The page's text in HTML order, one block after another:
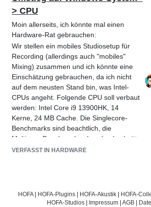
> CPU
Moin allerseits, ich könnte mal einen
Hardware-Rat gebrauchen:
Wir stellen ein mobiles Studiosetup für
Recording (allerdings auch "mobiles"
Mixing) zusammen und ich könnte eine
Einschätzung gebrauchen, da ich nicht
auf dem neusten Stand bin, was Intel-
CPUs angeht. Folgende CPU soll verbaut
werden: Intel Core i9 13900HK, 14
Kerne, 24 MB Cache. Die Singlecore-
Benchmarks sind beachtlich, die
Multicore-Benchmarks eher durchschnitt.
Leider kann ich auch nicht auf den
Zum Praxis-Szenario: Wir nehmen lokale
Bands aus Musikvereinen auf, in den
VERFASST IN HARDWARE
HOFA| HOFA-Plugins HOFA-Akustik HOFA-
HOFA-Studios
Impressum AGB